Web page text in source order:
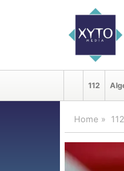
112
Home 112